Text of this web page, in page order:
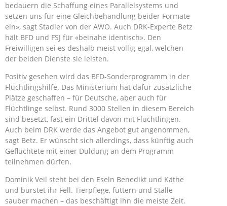
bedauern die Schaffung eines Parallelsystems und
setzen uns für eine Gleichbehandlung beider Formate
ein», sagt Stadler von der AWO. Auch DRK-Experte Betz
hält BFD und FSJ für «beinahe identisch». Den
Freiwilligen sei es deshalb meist völlig egal, welchen
der beiden Dienste sie leisten.
Positiv gesehen wird das BFD-Sonderprogramm in der
Flüchtlingshilfe. Das Ministerium hat dafür zusätzliche
Plätze geschaffen – für Deutsche, aber auch für
Flüchtlinge selbst. Rund 3000 Stellen in diesem Bereich
sind besetzt, fast ein Drittel davon mit Flüchtlingen.
Auch beim DRK werde das Angebot gut angenommen,
sagt Betz. Er wünscht sich allerdings, dass künftig auch
Geflüchtete mit einer Duldung an dem Programm
teilnehmen dürfen.
Dominik Veil steht bei den Eseln Benedikt und Käthe
und bürstet ihr Fell. Tierpflege, füttern und Ställe
sauber machen – das beschäftigt ihn die meiste Zeit.